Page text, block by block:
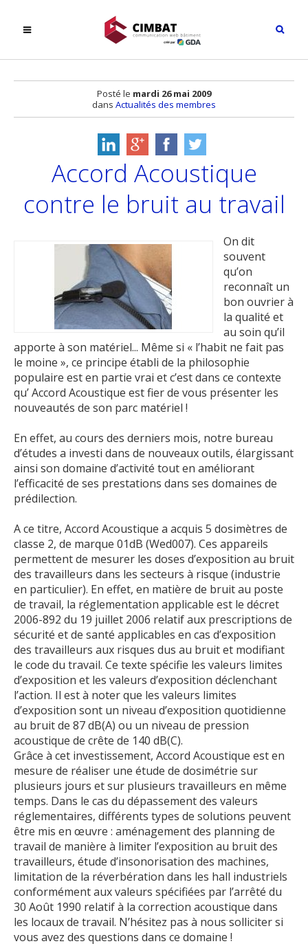
Posté le mardi 26 mai 2009
dans Actualités des membres
Accord Acoustique
contre le bruit au travail
On dit
souvent
qu’on
reconnaît un
bon ouvrier à
la qualité et
au soin qu’il
apporte à son matériel... Même si « l’habit ne fait pas
le moine », ce principe établi de la philosophie
populaire est en partie vrai et c’est dans ce contexte
qu’ Accord Acoustique est fier de vous présenter les
nouveautés de son parc matériel !
En effet, au cours des derniers mois, notre bureau
d’études a investi dans de nouveaux outils, élargissant
ainsi son domaine d’activité tout en améliorant
l’efficacité de ses prestations dans ses domaines de
prédilection.
A ce titre, Accord Acoustique a acquis 5 dosimètres de
classe 2, de marque 01dB (Wed007). Ces appareils
permettent de mesurer les doses d’exposition au bruit
des travailleurs dans les secteurs à risque (industrie
en particulier). En effet, en matière de bruit au poste
de travail, la réglementation applicable est le décret
2006-892 du 19 juillet 2006 relatif aux prescriptions de
sécurité et de santé applicables en cas d’exposition
des travailleurs aux risques dus au bruit et modifiant
le code du travail. Ce texte spécifie les valeurs limites
d’exposition et les valeurs d’exposition déclenchant
l’action. Il est à noter que les valeurs limites
d’exposition sont un niveau d’exposition quotidienne
au bruit de 87 dB(A) ou un niveau de pression
acoustique de crête de 140 dB(C).
Grâce à cet investissement, Accord Acoustique est en
mesure de réaliser une étude de dosimétrie sur
plusieurs jours et sur plusieurs travailleurs en même
temps. Dans le cas du dépassement des valeurs
réglementaires, différents types de solutions peuvent
être mis en œuvre : aménagement des planning de
travail de manière à limiter l’exposition au bruit des
travailleurs, étude d’insonorisation des machines,
limitation de la réverbération dans les hall industriels
conformément aux valeurs spécifiées par l’arrêté du
30 Août 1990 relatif à la correction acoustique dans
les locaux de travail. N’hésitez pas à nous solliciter si
vous avez des questions dans ce domaine !